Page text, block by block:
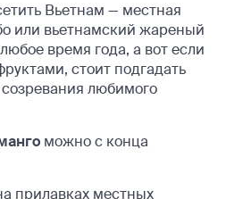
Вьетнам — местная
или вьетнамский жареный
время года, а вот если
стоит подгадать
любимого
можно с конца
прилавках местных